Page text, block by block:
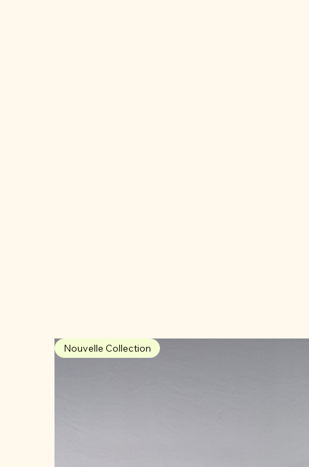
Nouvelle Collection